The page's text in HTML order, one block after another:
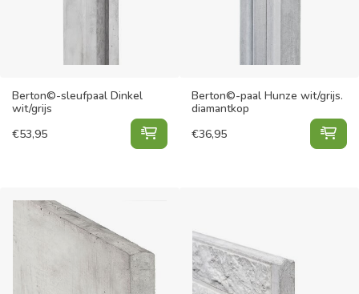
Berton©-sleufpaal Dinkel
wit/grijs
€53,95 Berton©-sleufpaal Dinkel wit/grijs
Berton©-paal Hunze wit/grijs.
diamantkop
€36,95